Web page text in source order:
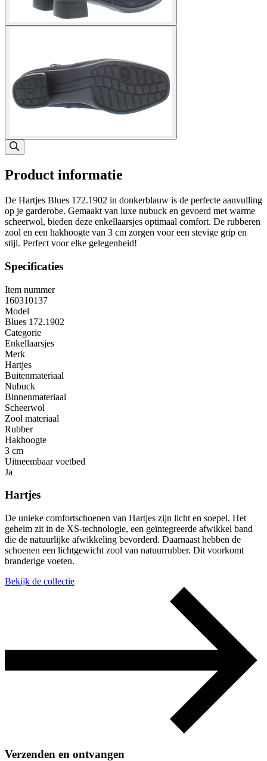
Product informatie
De Hartjes Blues 172.1902 in donkerblauw is de perfecte aanvulling
op je garderobe. Gemaakt van luxe nubuck en gevoerd met warme
scheerwol, bieden deze enkellaarsjes optimaal comfort. De rubberen
zool en een hakhoogte van 3 cm zorgen voor een stevige grip en
stijl. Perfect voor elke gelegenheid!
Specificaties
Item nummer
160310137
Model
Blues 172.1902
Categorie
Enkellaarsjes
Merk
Hartjes
Buitenmateriaal
Nubuck
Binnenmateriaal
Scheerwol
Zool materiaal
Rubber
Hakhoogte
3 cm
Uitneembaar voetbed
Ja
Hartjes
De unieke comfortschoenen van Hartjes zijn licht en soepel. Het
geheim zit in de XS-technologie, een geïntegreerde afwikkel band
die de natuurlijke afwikkeling bevorderd. Daarnaast hebben de
schoenen een lichtgewicht zool van natuurrubber. Dit voorkomt
branderige voeten.
Bekijk de collectie
Verzenden en ontvangen